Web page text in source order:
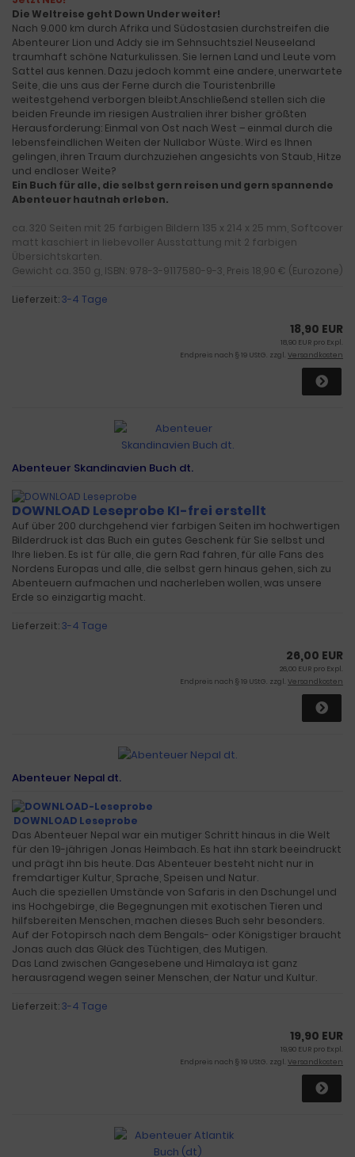
Die Weltreise geht Down Under weiter!
Nach 9.000 km durch Afrika und Südostasien durchstreifen die
Abenteurer Lion und Addy sie im Sehnsuchtsziel Neuseeland
traumhaft schöne Naturkulissen. Sie lernen Land und Leute vom
Sattel aus kennen. Dazu jedoch kommt eine andere, unerwartete
Seite, die uns aus der Ferne durch die Touristenbrille
weitestgehend verborgen bleibt.Anschließend stellen sich die
beiden Freunde im riesigen Australien ihrer bisher größten
Herausforderung: Einmal von Ost nach West – einmal durch die
lebensfeindlichen Weiten der Nullabor Wüste. Wird es Ihnen
gelingen, ihren Traum durchzuziehen angesichts von Staub, Hitze
und endloser Weite?
Ein Buch für alle, die selbst gern reisen und gern spannende
Abenteuer hautnah erleben.
ca. 320 Seiten mit 25 farbigen Bildern 135 x 214 x 25 mm, Softcover
matt kaschiert in liebevoller Ausstattung mit 2 farbigen
Übersichtskarten.
Gewicht ca. 350 g, ISBN: 978-3-9117580-9-3, Preis 18,90 € (Eurozone)
Lieferzeit:3-4 Tage
18,90 EUR
18,90 EUR pro Expl.
Endpreis nach § 19 UStG. zzgl. Versandkosten
Abenteuer Skandinavien Buch dt.
DOWNLOAD Leseprobe KI-frei erstellt
Auf über 200 durchgehend vier farbigen Seiten im hochwertigen
Bilderdruck ist das Buch ein gutes Geschenk für Sie selbst und
Ihre lieben. Es ist für alle, die gern Rad fahren, für alle Fans des
Nordens Europas und alle, die selbst gern hinaus gehen, sich zu
Abenteuern aufmachen und nacherleben wollen, was unsere
Erde so einzigartig macht.
Lieferzeit:3-4 Tage
26,00 EUR
26,00 EUR pro Expl.
Endpreis nach § 19 UStG. zzgl. Versandkosten
Abenteuer Nepal dt.
DOWNLOAD Leseprobe
Das Abenteuer Nepal war ein mutiger Schritt hinaus in die Welt
für den 19-jährigen Jonas Heimbach. Es hat ihn stark beeindruckt
und prägt ihn bis heute. Das Abenteuer besteht nicht nur in
fremdartiger Kultur, Sprache, Speisen und Natur.
Auch die speziellen Umstände von Safaris in den Dschungel und
ins Hochgebirge, die Begegnungen mit exotischen Tieren und
hilfsbereiten Menschen, machen dieses Buch sehr besonders.
Auf der Fotopirsch nach dem Bengals- oder Königstiger braucht
Jonas auch das Glück des Tüchtigen, des Mutigen.
Das Land zwischen Gangesebene und Himalaya ist ganz
herausragend wegen seiner Menschen, der Natur und Kultur.
Lieferzeit:3-4 Tage
19,90 EUR
19,90 EUR pro Expl.
Endpreis nach § 19 UStG. zzgl. Versandkosten